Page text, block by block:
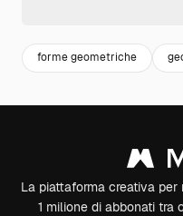
forme geometriche
La piattaforma creativa
1 milione di abbonati tra